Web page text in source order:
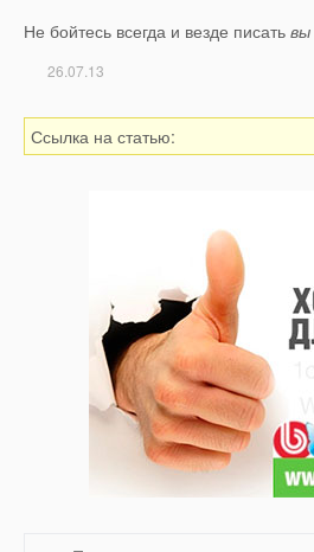
Не бойтесь всегда и везде писать вы
26.07.13
Ссылка на статью: